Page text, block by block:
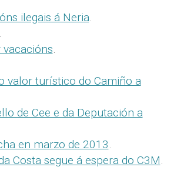
ilegais á Neria.
.
vacacións.
valor turístico do Camiño a
de Cee e da Deputación a
en marzo de 2013.
Costa segue á espera do C3M.